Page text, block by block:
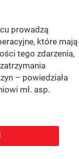
prowadzą
które mają
tego zdarzenia,
– powiedziała
mł. asp.